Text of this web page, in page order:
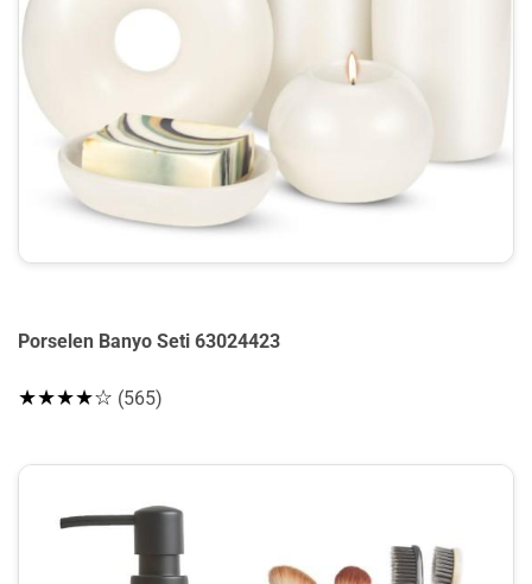
Porselen Banyo Seti 63024423
★★★★☆ (565)